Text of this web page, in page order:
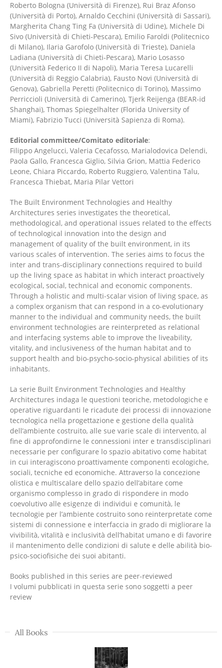
Roberto Bologna (Università di Firenze), Rui Braz Afonso
(Università di Porto), Arnaldo Cecchini (Università di Sassari),
Margherita Chang Ting Fa (Università di Udine), Michele Di
Sivo (Università di Chieti-Pescara), Emilio Faroldi (Politecnico
di Milano), Ilaria Garofolo (Università di Trieste), Daniela
Ladiana (Università di Chieti-Pescara), Mario Losasso
(Università Federico II di Napoli), Maria Teresa Lucarelli
(Università di Reggio Calabria), Fausto Novi (Università di
Genova), Gabriella Peretti (Politecnico di Torino), Massimo
Perriccioli (Università di Camerino), Tjerk Reijenga (BEAR-id
Shanghai), Thomas Spiegelhalter (Florida University of
Miami), Fabrizio Tucci (Università Sapienza di Roma).
Editorial committee/Comitato editoriale:
Filippo Angelucci, Valeria Cecafosso, Marialodovica Delendi,
Paola Gallo, Francesca Giglio, Silvia Grion, Mattia Federico
Leone, Chiara Piccardo, Roberto Ruggiero, Valentina Talu,
Francesca Thiebat, Maria Pilar Vettori
The Built Environment Technologies and Healthy
Architectures series investigates the theoretical,
methodological, and operational issues related to the effects
of technological innovation into the design and
management of quality of the built environment, in its
various scales of intervention. The series aims to focus the
inter and trans-disciplinary connections required to build
up the living space as habitat in which interact proactively
ecological, social, technical and economic components.
Through a holistic and multi-scalar vision of living space, as
a complex organism that can respond in a co-evolutionary
manner to the individual and community needs, the built
environment technologies are reinterpreted as relational
and interfacing systems able to improve the liveability,
vitality, and inclusiveness of the human habitat and to
support health and bio-psycho-socio-physical abilities of its
inhabitants.
La serie Built Environment Technologies and Healthy
Architectures indaga le questioni teoriche, metodologiche e
operative riguardanti le ricadute dei processi di innovazione
tecnologica nella progettazione e gestione della qualità
dell’ambiente costruito, alle sue varie scale di intervento, al
fine di approfondirne le connessioni inter e transdisciplinari
necessarie per configurare lo spazio abitativo come habitat
in cui interagiscono proattivamente componenti ecologiche,
sociali, tecniche ed economiche. Attraverso la concezione
olistica e multiscalare dello spazio dell’abitare come
organismo complesso in grado di rispondere in modo
coevolutivo alle esigenze di individui e comunità, le
tecnologie per l’ambiente costruito sono reinterpretate come
sistemi di connessione e interfaccia in grado di migliorare la
vivibilità, vitalità e inclusività dell’habitat umano e di favorire
il mantenimento delle condizioni di salute e delle abilità bio-
psico-sociofisiche dei suoi abitanti.
Books published in this series are peer-reviewed
I volumi pubblicati in questa serie sono soggetti a peer
review
All Books